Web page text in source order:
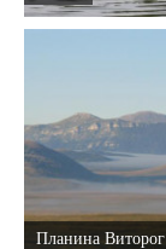
Планина Виторог